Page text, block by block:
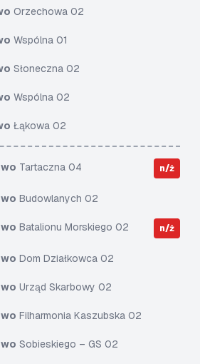
Orzechowa 02
Wspólna 01
Słoneczna 02
Wspólna 02
Łąkowa 02
Tartaczna 04 n/ż
Budowlanych 02
Batalionu Morskiego 02 n/ż
Dom Działkowca 02
Urząd Skarbowy 02
Filharmonia Kaszubska 02
Sobieskiego – GS 02